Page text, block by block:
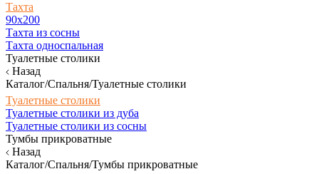
Тахта
90х200
Тахта из сосны
Тахта односпальная
Туалетные столики
Назад
Каталог/Спальня/Туалетные столики
Туалетные столики
Туалетные столики из дуба
Туалетные столики из сосны
Тумбы прикроватные
Назад
Каталог/Спальня/Тумбы прикроватные